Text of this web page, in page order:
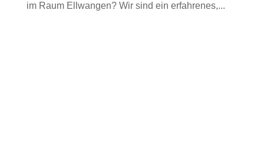
im Raum Ellwangen? Wir sind ein erfahrenes,...